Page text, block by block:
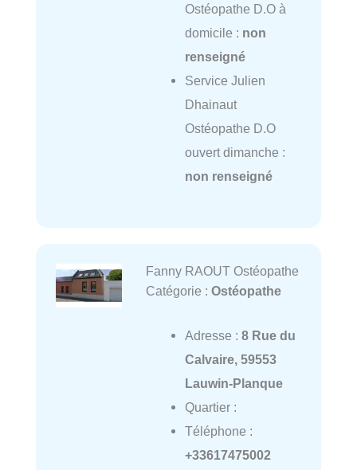
Ostéopathe D.O à
domicile : non
renseigné
Service Julien
Dhainaut
Ostéopathe D.O
ouvert dimanche :
non renseigné
Fanny RAOUT Ostéopathe
Catégorie : Ostéopathe
Adresse : 8 Rue du
Calvaire, 59553
Lauwin-Planque
Quartier :
Téléphone :
+33617475002